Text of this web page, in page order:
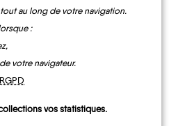
La Rivière-
au long de votre navigation.
:
votre navigateur.
RGPD
vos statistiques.